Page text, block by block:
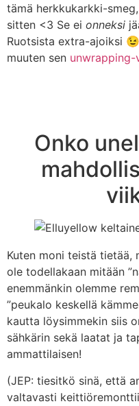
tämä herkkukarkki-
sitten <3 Se ei onneksi
Ruotsista extra-ajoiksi
muuten sen unwrapping-
Onko
Kuten moni teistä tietää,
ole todellakaan mitään
enemmänkin olemme
”peukalo keskellä
kautta löysimmekin siis
sähkärin sekä laatat ja
ammattilaisen!
(JEP: tiesitkö sinä, että
valtavasti